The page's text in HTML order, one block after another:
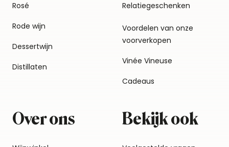
Rosé
Rode wijn
Dessertwijn
Distillaten
Relatiegeschenken
Voordelen van onze
voorverkopen
Vinée Vineuse
Cadeaus
Over ons Bekijk ook